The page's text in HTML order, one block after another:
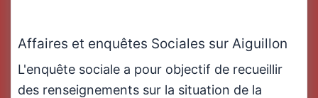
Affaires et enquêtes Sociales sur Aiguillon
L'enquête sociale a pour objectif de recueillir
des renseignements sur la situation de la